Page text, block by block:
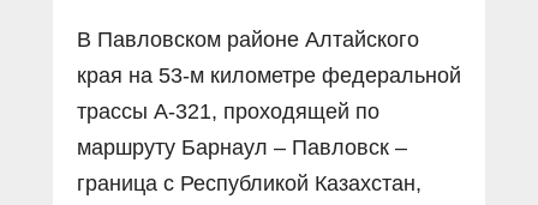
В Павловском районе Алтайского
края на 53-м километре федеральной
трассы А-321, проходящей по
маршруту Барнаул – Павловск –
граница с Республикой Казахстан,